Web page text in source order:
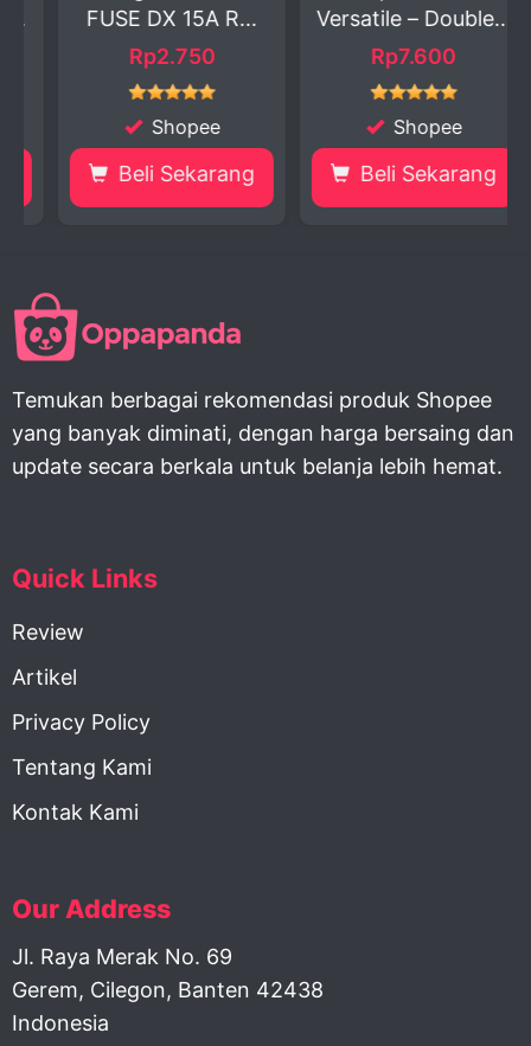
FUSE DX 15A R...
Rp2.750
Shopee
Beli Sekarang
Versatile – Double...
Rp7.600
Shopee
Beli Sekarang
Temukan berbagai rekomendasi produk Shopee
yang banyak diminati, dengan harga bersaing dan
update secara berkala untuk belanja lebih hemat.
Quick Links
Review
Artikel
Privacy Policy
Tentang Kami
Kontak Kami
Our Address
Jl. Raya Merak No. 69
Gerem, Cilegon, Banten 42438
Indonesia